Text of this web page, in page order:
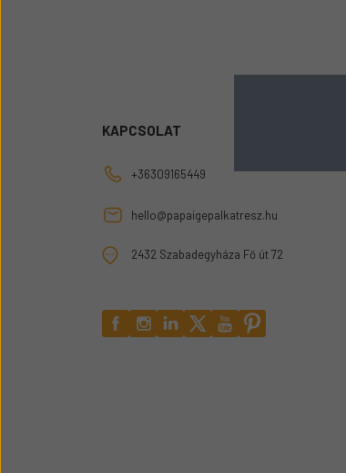
Sátor
Körmök
KAPCSOLAT
+36309165449
hello@papaigepalkatresz.hu
2432 Szabadegyháza Fő út 72